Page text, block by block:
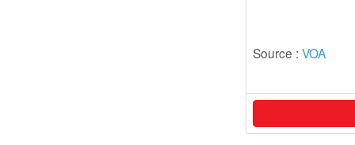
Source : VOA